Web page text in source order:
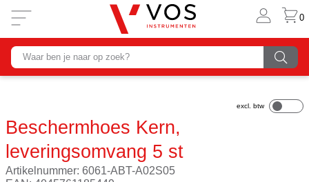
0
Beschermhoes Kern,
leveringsomvang 5 st
Artikelnummer: 6061-ABT-A02S05